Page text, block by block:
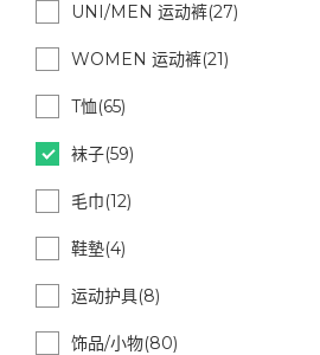
UNI/MEN 运动裤(27)
WOMEN 运动裤(21)
T恤(65)
袜子(59)
毛巾(12)
鞋墊(4)
运动护具(8)
饰品/小物(80)